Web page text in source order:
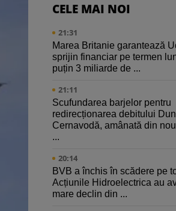
CELE MAI NOI
21:31
Marea Britanie garantează
sprijin financiar pe termen
puțin 3 miliarde de ...
21:11
Scufundarea barjelor pentru
redirecționarea debitului
Cernavodă, amânată din
...
20:14
BVB a închis în scădere pe
Acțiunile Hidroelectrica au
mare declin din ...